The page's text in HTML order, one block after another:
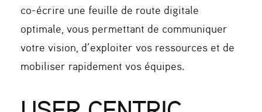
co-écrire une feuille de route digitale
optimale, vous permettant de communiquer
votre vision, d’exploiter vos ressources et de
mobiliser rapidement vos équipes.